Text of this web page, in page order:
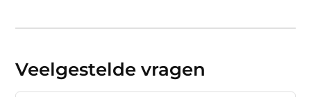
Veelgestelde vragen